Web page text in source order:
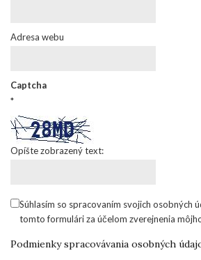
Adresa webu
Captcha
*
Opíšte zobrazený text:
Súhlasím so spracovaním svojich osobných
tomto formulári za účelom zverejnenia
Podmienky spracovávania osobných